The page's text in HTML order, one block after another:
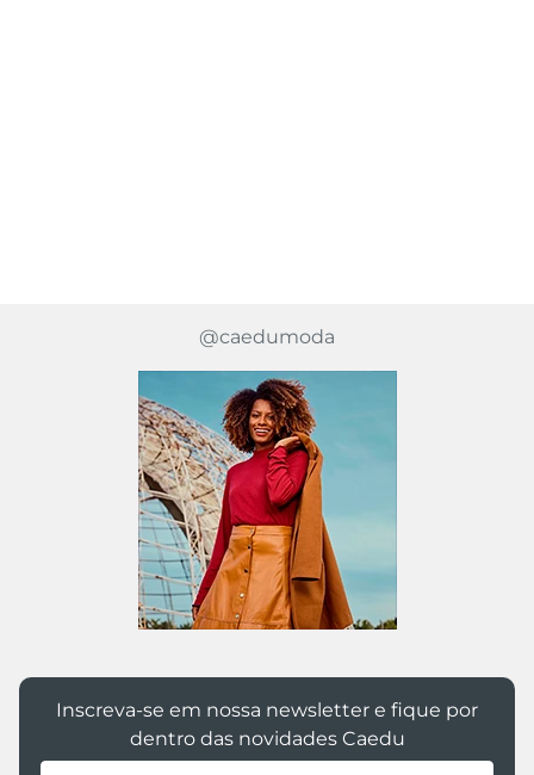
@caedumoda
Inscreva-se em nossa newsletter e fique por
dentro das novidades Caedu